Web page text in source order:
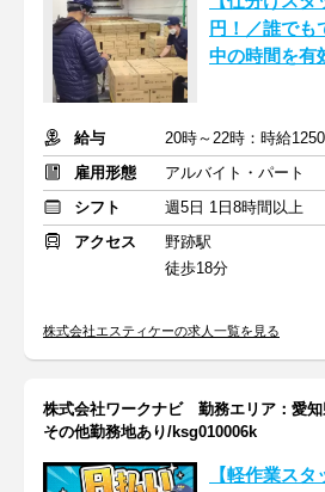
円！／誰で
中の時間を有
給与
雇用形態
アルバイト・パート
シフト
週5日 1日8時間以上
アクセス
野跡駅
徒歩18分
株式会社エスティケーの求人一覧を見る
株式会社ワークナビ 勤務エリア：愛
その他勤務地あり/ksg010006k
【軽作業ス